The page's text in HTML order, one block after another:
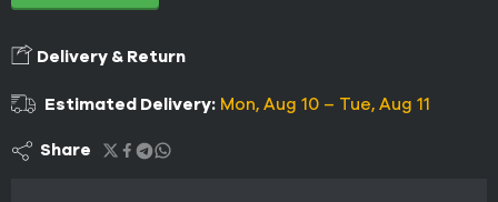
Delivery & Return
Estimated Delivery: Mon, Aug 10 – Tue, Aug 11
Share